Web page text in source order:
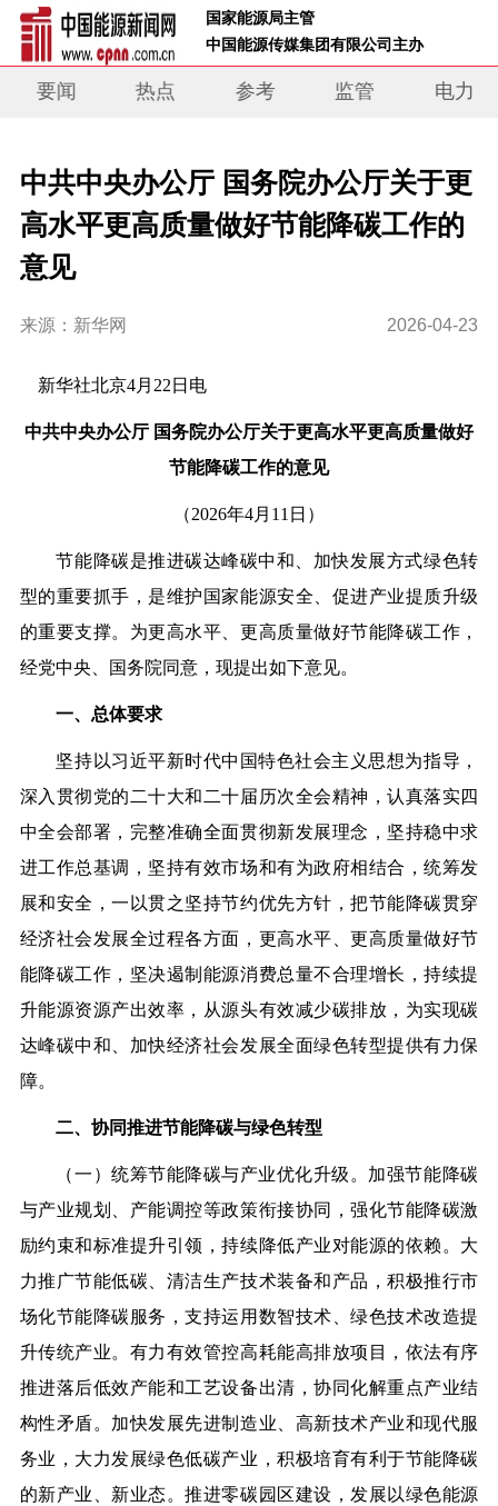
国家能源局主管
中国能源传媒集团有限公司主办
要闻 热点 参考 监管 电力
中共中央办公厅 国务院办公厅关于更
高水平更高质量做好节能降碳工作的
意见
来源：新华网 2026-04-23
新华社北京4月22日电
中共中央办公厅 国务院办公厅关于更高水平更高质量做好
节能降碳工作的意见
（2026年4月11日）
节能降碳是推进碳达峰碳中和、加快发展方式绿色转
型的重要抓手，是维护国家能源安全、促进产业提质升级
的重要支撑。为更高水平、更高质量做好节能降碳工作，
经党中央、国务院同意，现提出如下意见。
一、总体要求
坚持以习近平新时代中国特色社会主义思想为指导，
深入贯彻党的二十大和二十届历次全会精神，认真落实四
中全会部署，完整准确全面贯彻新发展理念，坚持稳中求
进工作总基调，坚持有效市场和有为政府相结合，统筹发
展和安全，一以贯之坚持节约优先方针，把节能降碳贯穿
经济社会发展全过程各方面，更高水平、更高质量做好节
能降碳工作，坚决遏制能源消费总量不合理增长，持续提
升能源资源产出效率，从源头有效减少碳排放，为实现碳
达峰碳中和、加快经济社会发展全面绿色转型提供有力保
障。
二、协同推进节能降碳与绿色转型
（一）统筹节能降碳与产业优化升级。加强节能降碳
与产业规划、产能调控等政策衔接协同，强化节能降碳激
励约束和标准提升引领，持续降低产业对能源的依赖。大
力推广节能低碳、清洁生产技术装备和产品，积极推行市
场化节能降碳服务，支持运用数智技术、绿色技术改造提
升传统产业。有力有效管控高耗能高排放项目，依法有序
推进落后低效产能和工艺设备出清，协同化解重点产业结
构性矛盾。加快发展先进制造业、高新技术产业和现代服
务业，大力发展绿色低碳产业，积极培育有利于节能降碳
的新产业、新业态。推进零碳园区建设，发展以绿色能源